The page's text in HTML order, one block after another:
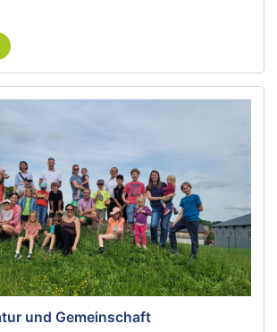
und Gemeinschaft